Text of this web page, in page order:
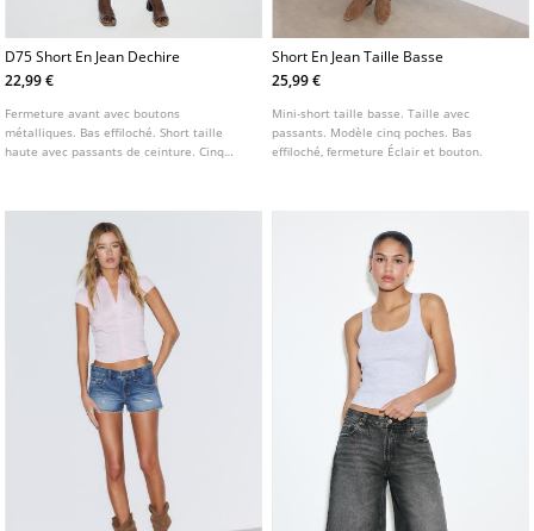
D75 Short En Jean Dechire
22,99 €
Fermeture avant avec boutons
métalliques. Bas effiloché. Short taille
haute avec passants de ceinture. Cinq
Short En Jean Taille Basse
25,99 €
Mini-short taille basse. Taille avec
passants. Modèle cinq poches. Bas
effiloché, fermeture Éclair et bouton.